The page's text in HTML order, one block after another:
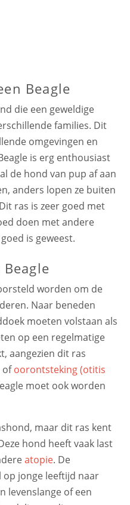
Beagle
die een geweldige
families. Dit
omgevingen en
is erg enthousiast
de hond van pup af aan
anders lopen ze buiten
ras is zeer goed met
doen met andere
is geweest.
worden om de
Naar beneden
moeten volstaan als
op een regelmatige
aangezien dit ras
ofoorontsteking (otitis
moet ook worden
maar dit ras kent
hond heeft vaak last
atopie. De
op jonge leeftijd naar
levenslange of een